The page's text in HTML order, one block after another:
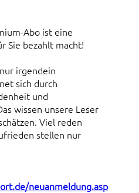
Abo ist eine
Sie bezahlt macht!
irgendein
sich durch
und
wissen unsere Leser
Viel reden
stellen nur
neuanmeldung.asp